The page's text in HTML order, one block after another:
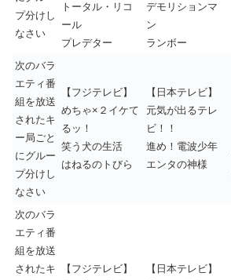
プ分けし
なさい
トータル・リコ
ール
プレデター
デモリションマ
ン
ランボー
次のバラ
エティ番
組を放送
されたキ
ー局ごと
にグルー
プ分けし
なさい
【フジテレビ】
めちゃ×２イケて
るッ！
笑う犬の生活
はねるのトびら
【日本テレビ】
元気が出るテレ
ビ！！
進め！電波少年
エンタの神様
次のバラ
エティ番
組を放送
されたキ
【フジテレビ】
【日本テレビ】